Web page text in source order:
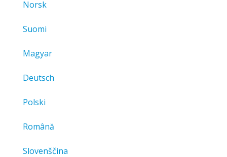
Norsk
Suomi
Magyar
Deutsch
Polski
Română
Slovenščina